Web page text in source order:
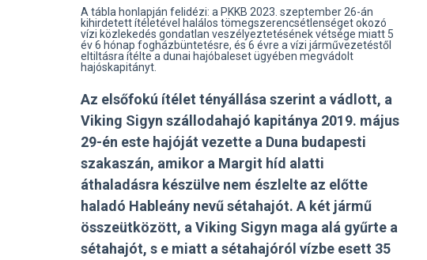
A tábla honlapján felidézi: a PKKB 2023. szeptember 26-án
kihirdetett ítéletével halálos tömegszerencsétlenséget okozó
vízi közlekedés gondatlan veszélyeztetésének vétsége miatt 5
év 6 hónap fogházbüntetésre, és 6 évre a vízi járművezetéstől
eltiltásra ítélte a dunai hajóbaleset ügyében megvádolt
hajóskapitányt.
Az elsőfokú ítélet tényállása szerint a vádlott, a
Viking Sigyn szállodahajó kapitánya 2019. május
29-én este hajóját vezette a Duna budapesti
szakaszán, amikor a Margit híd alatti
áthaladásra készülve nem észlelte az előtte
haladó Hableány nevű sétahajót. A két jármű
összeütközött, a Viking Sigyn maga alá gyűrte a
sétahajót, s e miatt a sétahajóról vízbe esett 35